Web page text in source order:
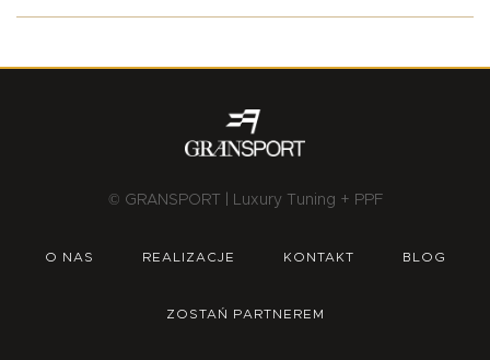
© GRANSPORT | Luxury Tuning + PPF
O NAS REALIZACJE KONTAKT BLOG
ZOSTAŃ PARTNEREM